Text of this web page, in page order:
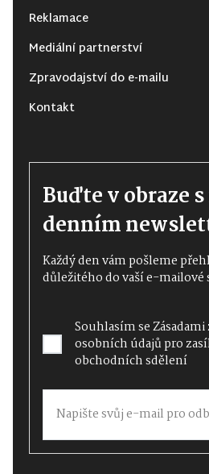
Reklamace
Mediální partnerství
Zpravodajství do e-mailu
Kontakt
Buďte v obraze
denním
Každý den vám pošleme
důležitého do vaší e-mailové
Souhlasím se
osobních údajůpro
obchodních sdělení